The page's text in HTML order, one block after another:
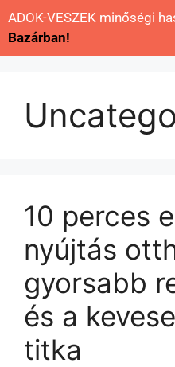
ADOK-VESZEK minőségi
Bazárban!
10 perces
nyújtás
gyorsabb
és a
titka